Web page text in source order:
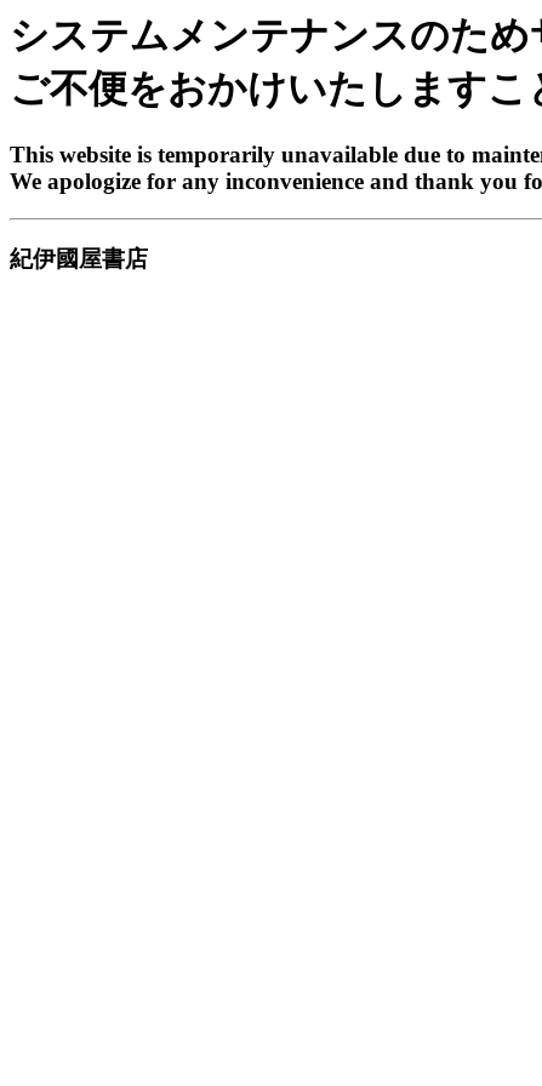
システムメンテナンスのため
ご不便をおかけいたしますこ
This website is temporarily unavailable due to
We apologize for any inconvenience and thank you
紀伊國屋書店